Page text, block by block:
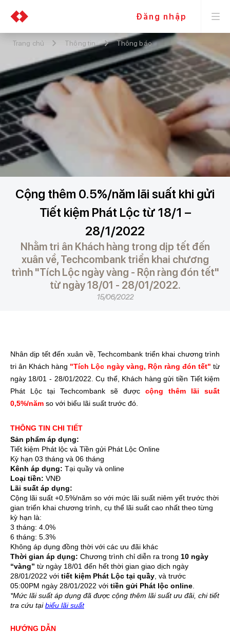
Đăng nhập
Trang chủ Thông tin Thông báo
Cộng thêm 0.5%/năm lãi suất khi gửi
Tiết kiệm Phát Lộc từ 18/1 –
28/1/2022
​Nhằm tri ân Khách hàng trong dịp tết đến
xuân về, Techcombank triển khai chương
trình "Tích Lộc ngày vàng - Rộn ràng đón tết"
từ ngày 18/01 - 28/01/2022.
15/06/2022
Nhân dịp tết đến xuân về, Techcombank triển khai chương trình
tri ân Khách hàng "Tích Lộc ngày vàng, Rộn ràng đón tết" từ
ngày 18/01 - 28/01/2022. Cụ thể, Khách hàng gửi tiền Tiết kiệm
Phát Lộc tại Techcombank sẽ đượccộng thêm lãi suất
0,5%/nămso với biểu lãi suất trước đó.
THÔNG TIN CHI TIẾT
Sản phẩm áp dụng:
Tiết kiệm Phát lộc và Tiền gửi Phát Lộc Online
Kỳ hạn 03 tháng và 06 tháng
​Kênh áp dụng: Tại quầy và online
Loại tiền: VNĐ
Lãi suất áp dụng:
Cộng lãi suất +0.5%/năm so với mức lãi suất niêm yết trước thời
gian triển khai chương trình, cụ thể lãi suất cao nhất theo từng
kỳ hạn là:
​3 tháng: 4.0%
6 tháng: 5.3%
Không áp dụng đồng thời với các ưu đãi khác
​Thời gian áp dụng: Chương trình chỉ diễn ra trong 10 ngày
“vàng” từ ngày 18/01 đến hết thời gian giao dịch ngày
28/01/2022 với tiết kiệm Phát Lộc tại quầy, và trước
05:00PM ngày 28/01/2022 với tiền gửi Phát lộc online.
*Mức lãi suất áp dụng đã được cộng thêm lãi suất ưu đãi, chi tiết
tra cứu tạibiểu lãi suất
HƯỚNG DẪN